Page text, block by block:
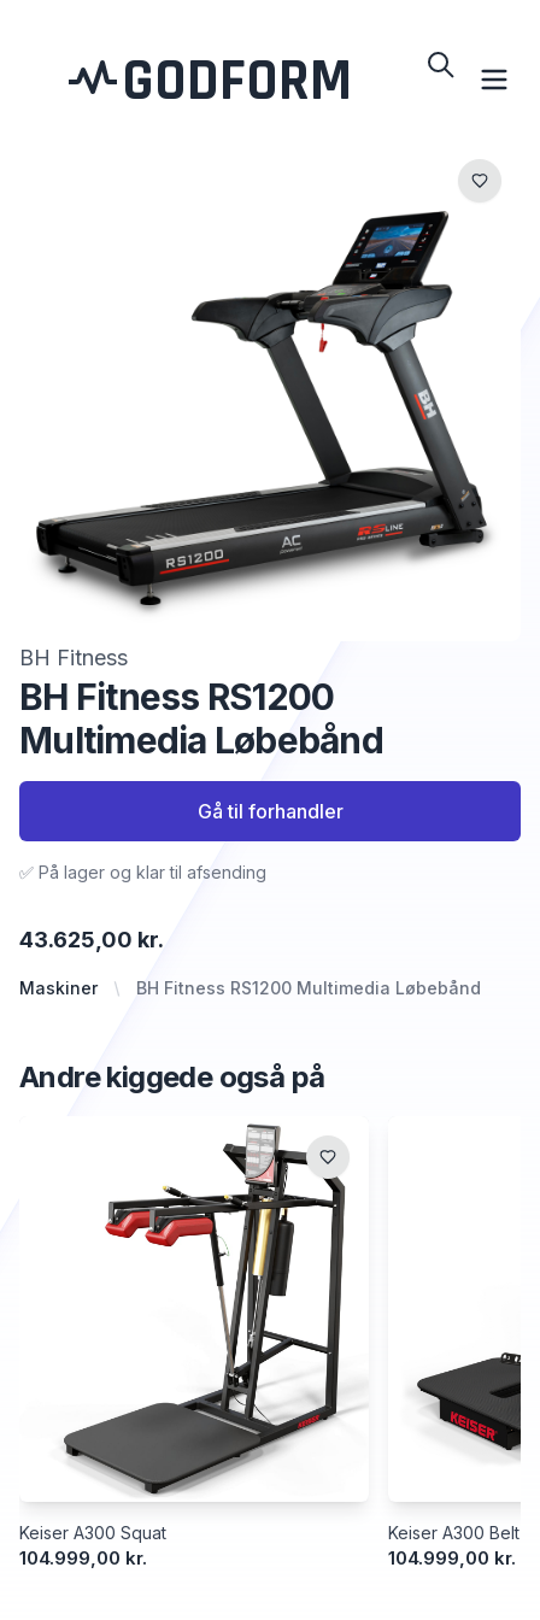
GODFORM
BH Fitness
BH Fitness RS1200
Multimedia Løbebånd
Maskiner BH Fitness RS1200 Multimedia Løbebånd
43.625,00 kr.
✅ På lager og klar til afsending
Gå til forhandler
Andre kiggede også på
Keiser A300 Squat
104.999,00 kr.
Keiser A300 Belt
104.999,00 kr.